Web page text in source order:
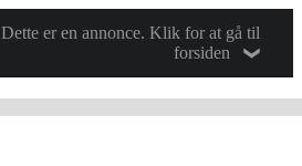
Dette er en annonce. Klik for at gå til
forsiden